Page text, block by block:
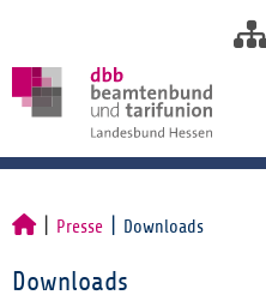
Presse Downloads
Downloads